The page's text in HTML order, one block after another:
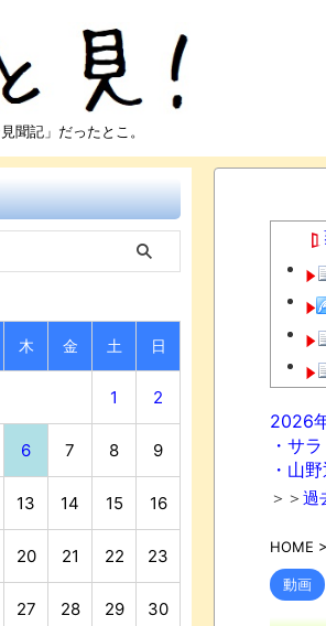
聞記」だったとこ。
2026
・サ
・山
＞＞ 過
HOME >
動画
木 金 土 日
1 2
6 7 8 9
13 14 15 16
20 21 22 23
27 28 29 30